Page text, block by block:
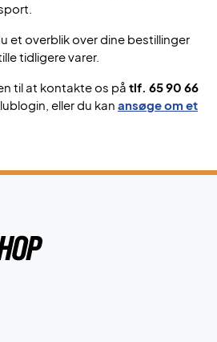
et overblik over dine bestillinger
tidligere varer.
til at kontakte os på tlf. 65 90 66
eller du kan ansøge om et